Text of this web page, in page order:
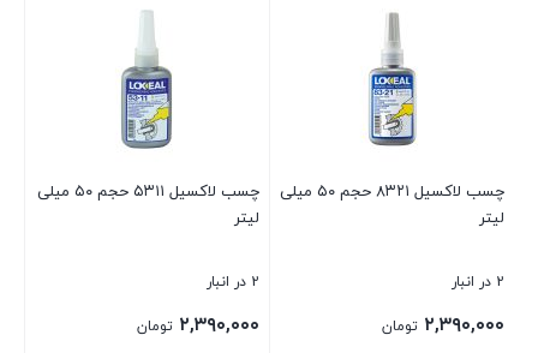
چسب لاکسیل ۸۳۲۱ حجم ۵۰ میلی
لیتر
2 در انبار
۲,۳۹۰,۰۰۰ تومان
چسب لاکسیل ۵۳۱۱ حجم ۵۰ میلی
لیتر
2 در انبار
۲,۳۹۰,۰۰۰ تومان